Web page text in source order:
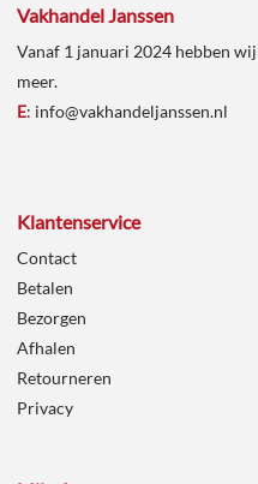
Vakhandel Janssen
Vanaf 1 januari 2024 hebben wij
meer.
E: info@vakhandeljanssen.nl
Klantenservice
Contact
Betalen
Bezorgen
Afhalen
Retourneren
Privacy